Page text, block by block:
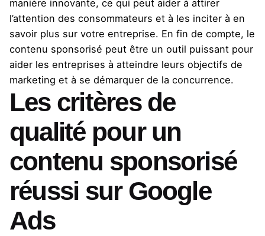
manière innovante, ce qui peut aider à attirer
l’attention des consommateurs et à les inciter à en
savoir plus sur votre entreprise. En fin de compte, le
contenu sponsorisé peut être un outil puissant pour
aider les entreprises à atteindre leurs objectifs de
marketing et à se démarquer de la concurrence.
Les critères de
qualité pour un
contenu sponsorisé
réussi sur Google
Ads